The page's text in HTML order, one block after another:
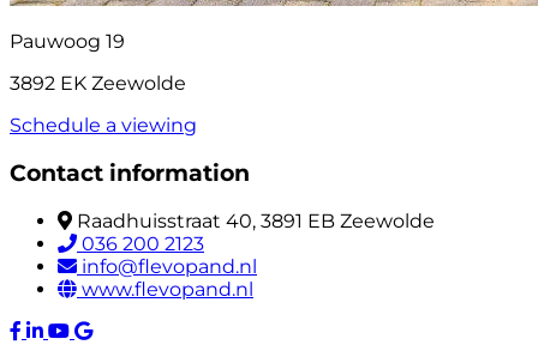
Pauwoog 19
3892 EK Zeewolde
Schedule a viewing
Contact information
Raadhuisstraat 40, 3891 EB Zeewolde
036 200 2123
info@flevopand.nl
www.flevopand.nl